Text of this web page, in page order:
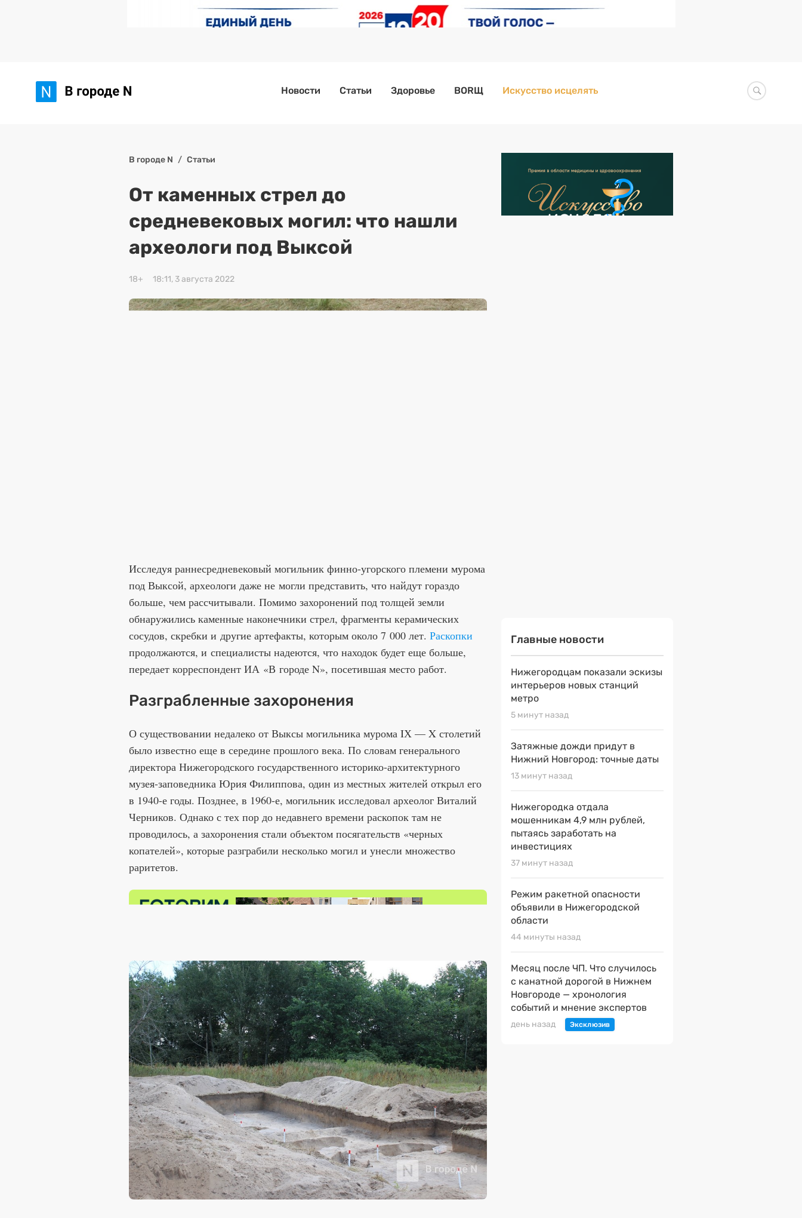
Новости Статьи Здоровье BORЩ Искусство исцелять
В городе N Статьи
От каменных стрел до
средневековых могил: что нашли
археологи под Выксой
18+ 18:11, 3 августа 2022
Исследуя раннесредневековый могильник финно-угорского племени мурома
под Выксой, археологи даже не могли представить, что найдут гораздо
больше, чем рассчитывали. Помимо захоронений под толщей земли
обнаружились каменные наконечники стрел, фрагменты керамических
сосудов, скребки и другие артефакты, которым около 7 000 лет. Раскопки
продолжаются, и специалисты надеются, что находок будет еще больше,
передает корреспондент ИА «В городе N», посетившая место работ.
Разграбленные захоронения
О существовании недалеко от Выксы могильника мурома IХ — X столетий
было известно еще в середине прошлого века. По словам генерального
директора Нижегородского государственного историко-архитектурного
музея-заповедника Юрия Филиппова, один из местных жителей открыл его
в 1940-е годы. Позднее, в 1960-е, могильник исследовал археолог Виталий
Черников. Однако с тех пор до недавнего времени раскопок там не
проводилось, а захоронения стали объектом посягательств «черных
копателей», которые разграбили несколько могил и унесли множество
раритетов.
Главные новости
Нижегородцам показали эскизы
интерьеров новых станций
метро
5 минут назад
Затяжные дожди придут в
Нижний Новгород: точные даты
13 минут назад
Нижегородка отдала
мошенникам 4,9 млн рублей,
пытаясь заработать на
инвестициях
37 минут назад
Режим ракетной опасности
объявили в Нижегородской
области
44 минуты назад
Месяц после ЧП. Что случилось
с канатной дорогой в Нижнем
Новгороде — хронология
событий и мнение экспертов
день назад